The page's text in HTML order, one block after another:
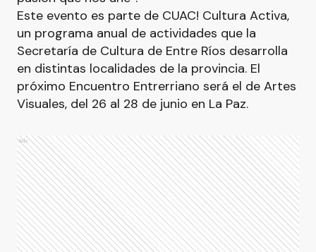
Este evento es parte de CUAC! Cultura Activa,
un programa anual de actividades que la
Secretaría de Cultura de Entre Ríos desarrolla
en distintas localidades de la provincia. El
próximo Encuentro Entrerriano será el de Artes
Visuales, del 26 al 28 de junio en La Paz.
Ads